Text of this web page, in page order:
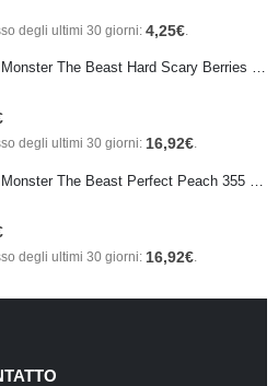
degli ultimi 30 giorni: 4,25€
PRE-ORDER Monster The Beast Hard Scary Berries 355 ml IN ARRIVO ENTRO IL 21 SETTEMBRE
degli ultimi 30 giorni: 16,92€.
degli ultimi 30 giorni: 16,92€